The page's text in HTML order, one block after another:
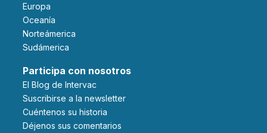
Europa
Oceanía
Norteámerica
Sudámerica
Participa con nosotros
El Blog de Intervac
Suscribirse a la newsletter
Cuéntenos su historia
Déjenos sus comentarios